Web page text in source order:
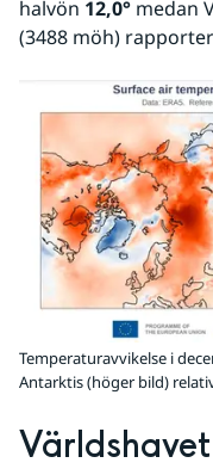
halvön 12,0° medan
(3488 möh)
Temperaturavvikelse i
Antarktis (höger bild)
Världshavet